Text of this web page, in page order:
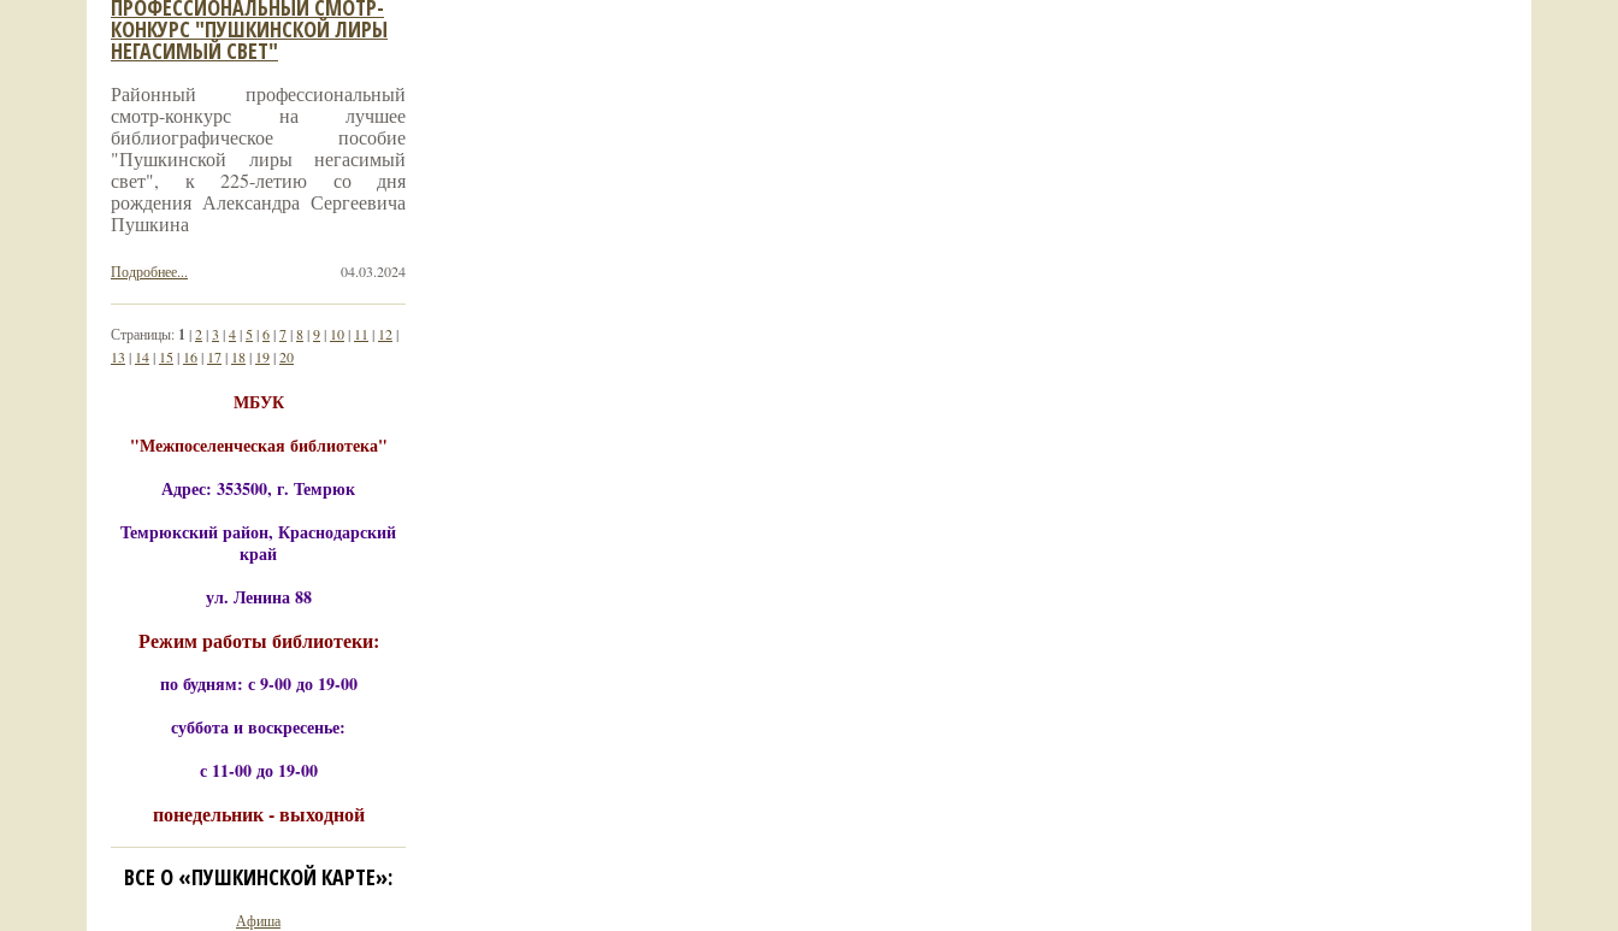
ПРОФЕССИОНАЛЬНЫЙ СМОТР-
КОНКУРС "ПУШКИНСКОЙ ЛИРЫ
НЕГАСИМЫЙ СВЕТ"
Районный профессиональный
смотр-конкурс на лучшее
библиографическое пособие
"Пушкинской лиры негасимый
свет", к 225-летию со дня
рождения Александра Сергеевича
Пушкина
04.03.2024
Подробнее...
Страницы: 1 |2|3 |4| 5|6|7|8|9| 10| 11 | 12|
13 | 14| 15| 16| 17| 18| 19|20
МБУК
"Межпоселенческая библиотека"
Адрес: 353500, г. Темрюк
Темрюкский район, Краснодарский
край
ул. Ленина 88
Режим работы библиотеки:
по будням: с 9-00 до 19-00
суббота и воскресенье:
с 11-00 до 19-00
понедельник - выходной
ВСЕ О «ПУШКИНСКОЙ КАРТЕ»:
Афиша